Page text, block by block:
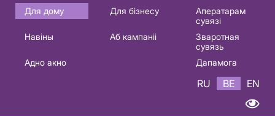
Основная
навигация
Для дому Для бізнесу
Аператарам
сувязі
Навіны
Аб кампаніі
Зваротная
сувязь
Адно акно
Дапамога
RU BE EN